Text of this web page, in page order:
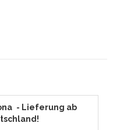
- Lieferung ab